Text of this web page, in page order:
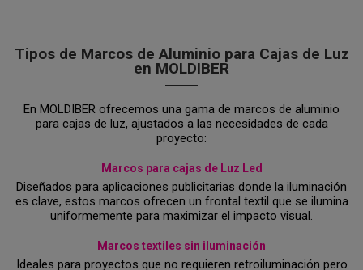
Tipos de Marcos de Aluminio para Cajas de Luz
en MOLDIBER
En MOLDIBER ofrecemos una gama de marcos de aluminio
para cajas de luz, ajustados a las necesidades de cada
proyecto:
Marcos para cajas de Luz Led
Diseñados para aplicaciones publicitarias donde la iluminación
es clave, estos marcos ofrecen un frontal textil que se ilumina
uniformemente para maximizar el impacto visual.
Marcos textiles sin iluminación
Ideales para proyectos que no requieren retroiluminación pero